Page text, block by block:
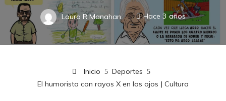
Laura R Manahan Hace 3 años
Inicio
Deportes
El humorista con rayos X en los ojos | Cultura